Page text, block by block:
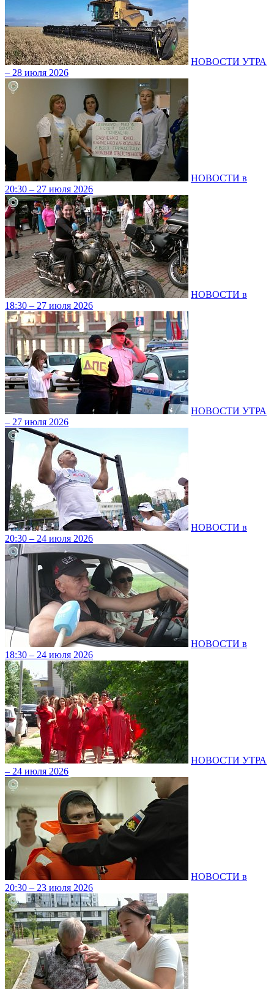
НОВОСТИ УТРА
– 28 июля 2026
НОВОСТИ в
20:30 – 27 июля 2026
НОВОСТИ в
18:30 – 27 июля 2026
НОВОСТИ УТРА
– 27 июля 2026
НОВОСТИ в
20:30 – 24 июля 2026
НОВОСТИ в
18:30 – 24 июля 2026
НОВОСТИ УТРА
– 24 июля 2026
НОВОСТИ в
20:30 – 23 июля 2026